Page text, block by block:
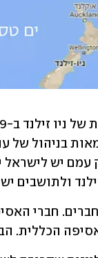
ולתושבים יש
הכללית.